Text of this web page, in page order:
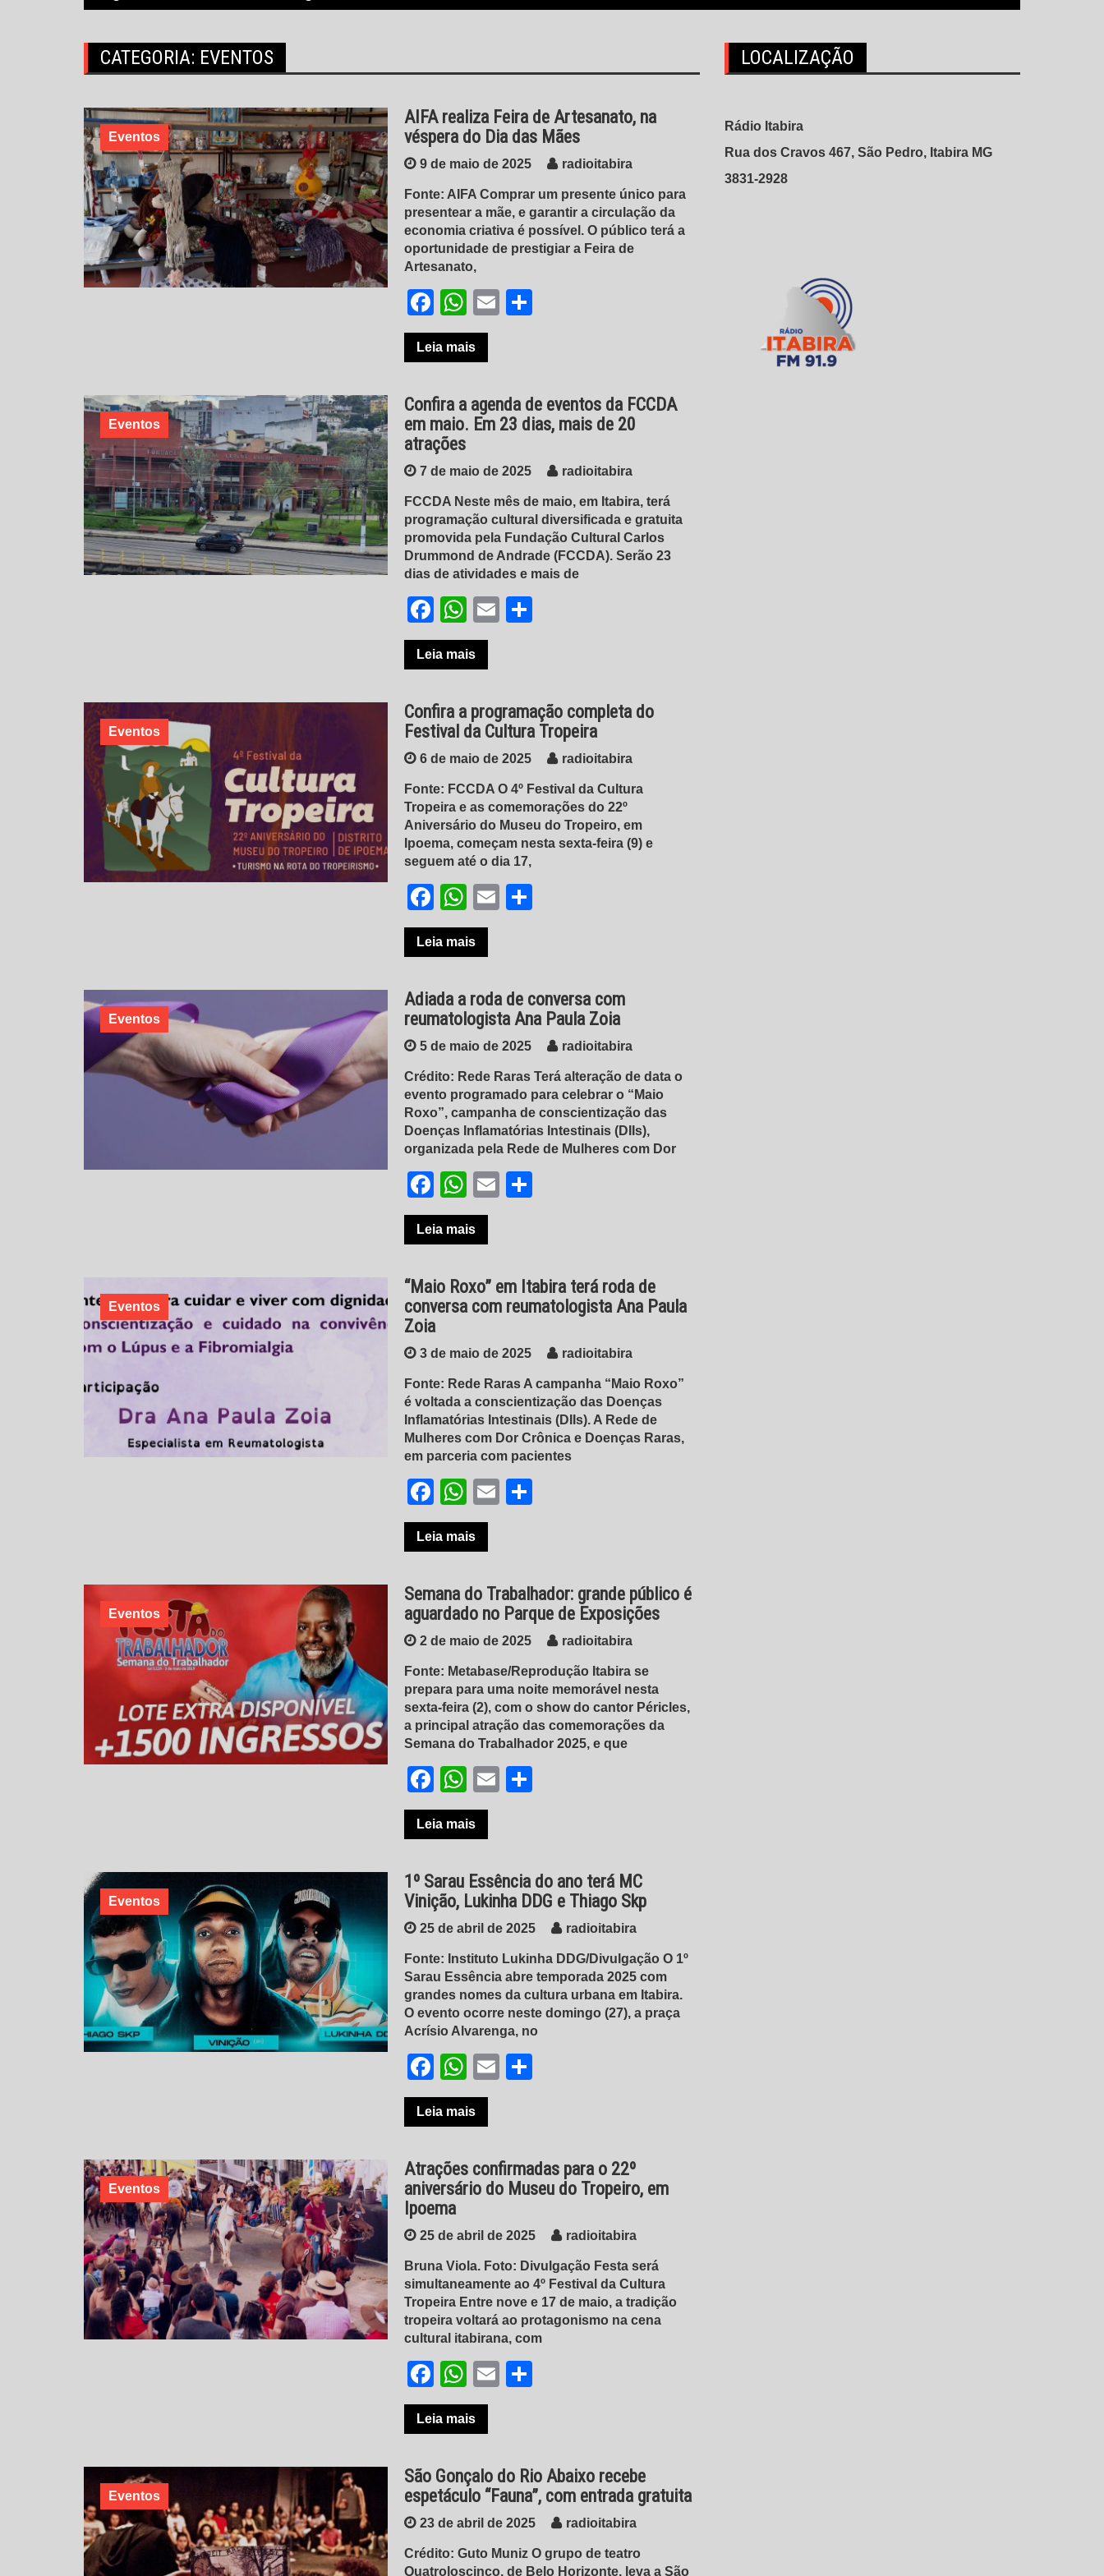
CATEGORIA: EVENTOS
Eventos
AIFA realiza Feira de Artesanato, na
véspera do Dia das Mães
9 de maio de 2025 radioitabira
Fonte: AIFA Comprar um presente único para
presentear a mãe, e garantir a circulação da
economia criativa é possível. O público terá a
oportunidade de prestigiar a Feira de
Artesanato,
Facebook
WhatsApp
Email
Leia mais
Eventos
Confira a agenda de eventos da FCCDA
em maio. Em 23 dias, mais de 20
atrações
7 de maio de 2025 radioitabira
FCCDA Neste mês de maio, em Itabira, terá
programação cultural diversificada e gratuita
promovida pela Fundação Cultural Carlos
Drummond de Andrade (FCCDA). Serão 23
dias de atividades e mais de
Facebook
WhatsApp
Email
Leia mais
Eventos
Confira a programação completa do
Festival da Cultura Tropeira
6 de maio de 2025 radioitabira
Fonte: FCCDA O 4º Festival da Cultura
Tropeira e as comemorações do 22º
Aniversário do Museu do Tropeiro, em
Ipoema, começam nesta sexta-feira (9) e
seguem até o dia 17,
Facebook
WhatsApp
Email
Leia mais
Eventos
Adiada a roda de conversa com
reumatologista Ana Paula Zoia
5 de maio de 2025 radioitabira
Crédito: Rede Raras Terá alteração de data o
evento programado para celebrar o “Maio
Roxo”, campanha de conscientização das
Doenças Inflamatórias Intestinais (DIIs),
organizada pela Rede de Mulheres com Dor
Facebook
WhatsApp
Email
Leia mais
Eventos
“Maio Roxo” em Itabira terá roda de
conversa com reumatologista Ana Paula
Zoia
3 de maio de 2025 radioitabira
Fonte: Rede Raras A campanha “Maio Roxo”
é voltada a conscientização das Doenças
Inflamatórias Intestinais (DIIs). A Rede de
Mulheres com Dor Crônica e Doenças Raras,
em parceria com pacientes
Facebook
WhatsApp
Email
Leia mais
Eventos
Semana do Trabalhador: grande público é
aguardado no Parque de Exposições
2 de maio de 2025 radioitabira
Fonte: Metabase/Reprodução Itabira se
prepara para uma noite memorável nesta
sexta-feira (2), com o show do cantor Péricles,
a principal atração das comemorações da
Semana do Trabalhador 2025, e que
Facebook
WhatsApp
Email
Leia mais
Eventos
1º Sarau Essência do ano terá MC
Vinição, Lukinha DDG e Thiago Skp
25 de abril de 2025 radioitabira
Fonte: Instituto Lukinha DDG/Divulgação O 1º
Sarau Essência abre temporada 2025 com
grandes nomes da cultura urbana em Itabira.
O evento ocorre neste domingo (27), a praça
Acrísio Alvarenga, no
Facebook
WhatsApp
Email
Leia mais
Eventos
Atrações confirmadas para o 22º
aniversário do Museu do Tropeiro, em
Ipoema
25 de abril de 2025 radioitabira
Bruna Viola. Foto: Divulgação Festa será
simultaneamente ao 4º Festival da Cultura
Tropeira Entre nove e 17 de maio, a tradição
tropeira voltará ao protagonismo na cena
cultural itabirana, com
Facebook
WhatsApp
Email
Leia mais
Eventos
São Gonçalo do Rio Abaixo recebe
espetáculo “Fauna”, com entrada gratuita
23 de abril de 2025 radioitabira
Crédito: Guto Muniz O grupo de teatro
Quatroloscinco, de Belo Horizonte, leva a São
LOCALIZAÇÃO
Rádio Itabira
Rua dos Cravos 467, São Pedro, Itabira MG
3831-2928